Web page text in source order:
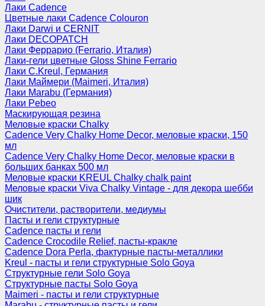
Лаки Cadence
Цветные лаки Cadence Colouron
Лаки Darwi и CERNIT
Лаки DECOPATCH
Лаки Феррарио (Ferrario, Италия)
Лаки-гели цветные Gloss Shine Ferrario
Лаки C.Kreul, Германия
Лаки Маймери (Maimeri, Италия)
Лаки Marabu (Германия)
Лаки Pebeo
Маскирующая резина
Меловые краски Chalky
Cadence Very Chalky Home Decor, меловые краски, 150
мл
Cadence Very Chalky Home Decor, меловые краски в
больших банках 500 мл
Меловые краски KREUL Chalky chalk paint
Меловые краски Viva Chalky Vintage - для декора шебби
шик
Очистители, растворители, медиумы
Пасты и гели структурные
Cadence пасты и гели
Cadence Crocodile Relief, пасты-кракле
Cadence Dora Perla, фактурные пасты-металлики
Kreul - пасты и гели структурные Solo Goya
Структурные гели Solo Goya
Структурные пасты Solo Goya
Maimeri - пасты и гели структурные